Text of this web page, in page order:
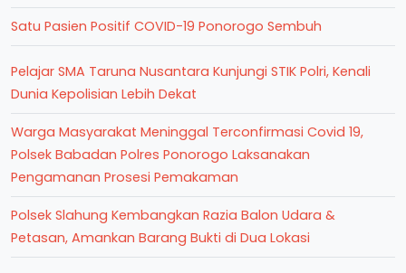
Satu Pasien Positif COVID-19 Ponorogo Sembuh
Pelajar SMA Taruna Nusantara Kunjungi STIK Polri, Kenali
Dunia Kepolisian Lebih Dekat
Warga Masyarakat Meninggal Terconfirmasi Covid 19,
Polsek Babadan Polres Ponorogo Laksanakan
Pengamanan Prosesi Pemakaman
Polsek Slahung Kembangkan Razia Balon Udara &
Petasan, Amankan Barang Bukti di Dua Lokasi